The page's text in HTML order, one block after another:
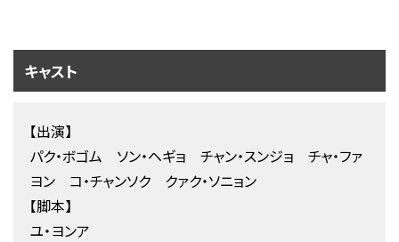
キャスト
【出演】
パク・ボゴム ソン・ヘギョ チャン・スンジョ チャ・ファ
ヨン コ・チャンソク クァク・ソニョン
【脚本】
ユ・ヨンア